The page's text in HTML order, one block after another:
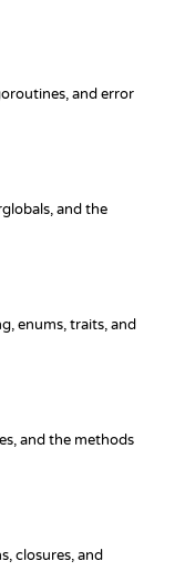
and error
and the
enums, traits, and
and the methods
closures, and